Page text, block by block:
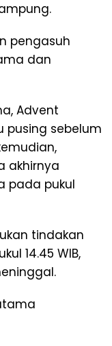
pengasuh
dan
Advent
pusing sebelum
akhirnya
pada pukul
tindakan
14.45 WIB,